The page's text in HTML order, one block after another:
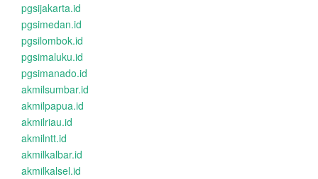
pgsijakarta.id
pgsimedan.id
pgsilombok.id
pgsimaluku.id
pgsimanado.id
akmilsumbar.id
akmilpapua.id
akmilriau.id
akmilntt.id
akmilkalbar.id
akmilkalsel.id